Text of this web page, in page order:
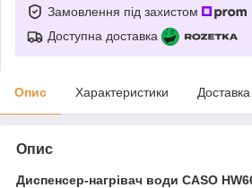
Замовлення під захистом
Доступна доставка
Опис Характеристики Доставка
Опис
Диспенсер-нагрівач води CASO